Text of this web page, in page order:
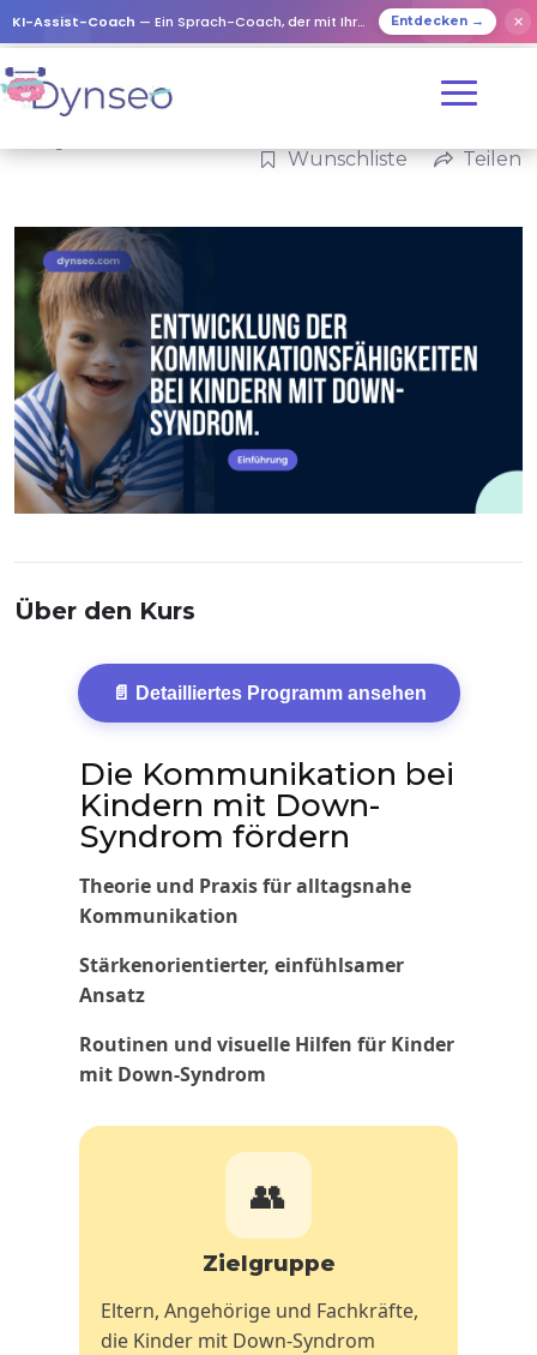
KI-Assist-Coach — Ein Sprach-Coach, der mit Ihren Lieben spielt Entdecken → ✕
Wunschliste Teilen
Über den Kurs
📄 Detailliertes Programm ansehen
Die Kommunikation bei
Kindern mit Down-
Syndrom fördern
Theorie und Praxis für alltagsnahe
Kommunikation
Stärkenorientierter, einfühlsamer
Ansatz
Routinen und visuelle Hilfen für Kinder
mit Down-Syndrom
👥
Zielgruppe
Eltern, Angehörige und Fachkräfte,
die Kinder mit Down-Syndrom